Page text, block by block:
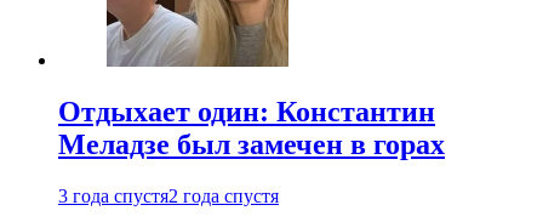
Отдыхает один: Константин
Меладзе был замечен в горах
3 года спустя2 года спустя